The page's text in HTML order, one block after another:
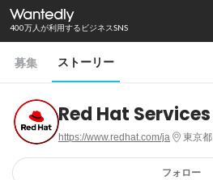
400万人が利用するビジネスSNS
募集 ストーリー
Red Hat Services
https://www.redhat.com/ja 東京都
フォロー